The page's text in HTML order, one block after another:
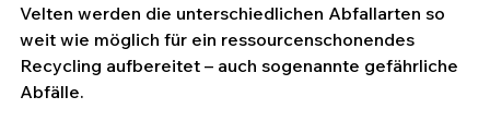
Velten werden die unterschiedlichen Abfallarten so
weit wie möglich für ein ressourcenschonendes
Recycling aufbereitet – auch sogenannte gefährliche
Abfälle.